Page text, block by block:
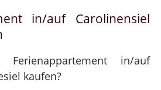
in/auf Carolinensiel
in/auf
kaufen?